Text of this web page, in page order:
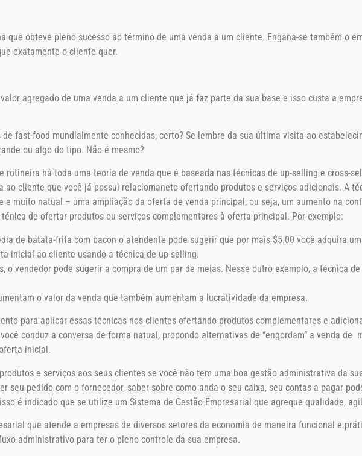
que obteve pleno sucesso ao término de uma venda a um cliente. Engana-se também o
exatamente o cliente quer.
agregado de uma venda a um cliente que já faz parte da sua base e isso custa a
fast-food mundialmente conhecidas, certo? Se lembre da sua última visita ao
ou algo do tipo. Não é mesmo?
rotineira há toda uma teoria de venda que é baseada nas técnicas de up-selling e cross-
cliente que você já possui relaciomaneto ofertando produtos e serviços adicionais. A
e muito natual – uma ampliação da oferta de venda principal, ou seja, um aumento na
de ofertar produtos ou serviços complementares à oferta principal. Por exemplo:
de batata-frita com bacon o atendente pode sugerir que por mais $5.00 você adquira
inicial ao cliente usando a técnica de up-selling.
o vendedor pode sugerir a compra de um par de meias. Nesse outro exemplo, a técnica
o valor da venda que também aumentam a lucratividade da empresa.
para aplicar essas técnicas nos clientes ofertando produtos complementares e
conduz a conversa de forma natual, propondo alternativas de “engordam” a venda de
inicial.
e serviços aos seus clientes se você não tem uma boa gestão administrativa da
seu pedido com o fornecedor, saber sobre como anda o seu caixa, seu contas a pagar
é indicado que se utilize um Sistema de Gestão Empresarial que agreque qualidade,
que atende a empresas de diversos setores da economia de maneira funcional e
administrativo para ter o pleno controle da sua empresa.